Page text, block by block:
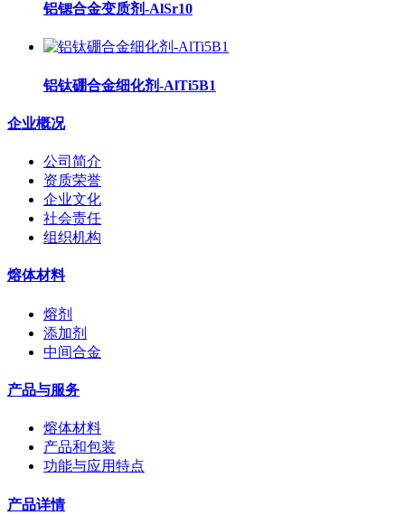
铝锶合金变质剂-AlSr10
铝钛硼合金细化剂-AlTi5B1
企业概况
公司简介
资质荣誉
企业文化
社会责任
组织机构
熔体材料
熔剂
添加剂
中间合金
产品与服务
熔体材料
产品和包装
功能与应用特点
产品详情